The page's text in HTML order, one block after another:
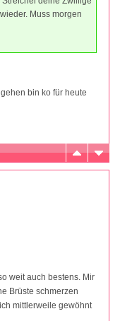
Muss morgen
bin ko für heute
weit auch bestens. Mir
Brüste schmerzen
mittlerweile gewöhnt